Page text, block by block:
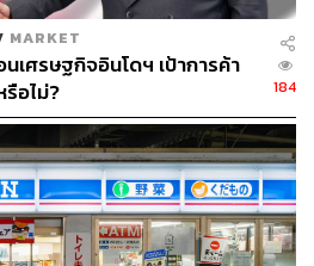
เชื้อไวรัสโคโรนา
345
MARKET
นเศรษฐกิจอินโดฯ เป้าการค้า
รือไม่?
184